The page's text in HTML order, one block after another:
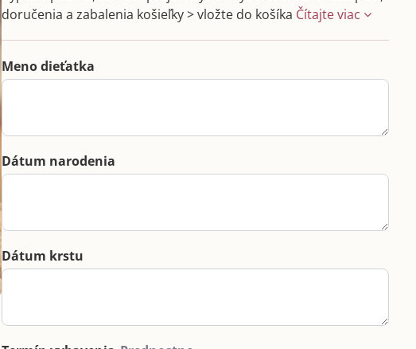
doručenia a zabalenia košieľky > vložte do košíka Čítajte viac
Meno dieťatka
Dátum narodenia
Dátum krstu